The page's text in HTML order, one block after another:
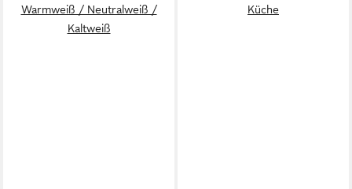
Warmweiß / Neutralweiß /
Kaltweiß
Küche